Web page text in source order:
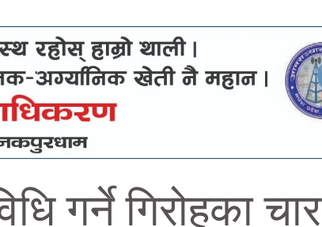
गर्ने गिरोहका चार